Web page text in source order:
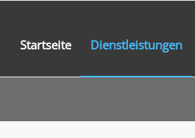
Startseite Dienstleistungen